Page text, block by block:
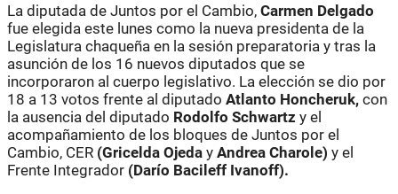
La diputada de Juntos por el Cambio, Carmen Delgado
fue elegida este lunes como la nueva presidenta de la
Legislatura chaqueña en la sesión preparatoria y tras la
asunción de los 16 nuevos diputados que se
incorporaron al cuerpo legislativo. La elección se dio por
18 a 13 votos frente al diputado Atlanto Honcheruk, con
la ausencia del diputado Rodolfo Schwartz y el
acompañamiento de los bloques de Juntos por el
Cambio, CER (Gricelda Ojeda y Andrea Charole) y el
Frente Integrador (Darío Bacileff Ivanoff).